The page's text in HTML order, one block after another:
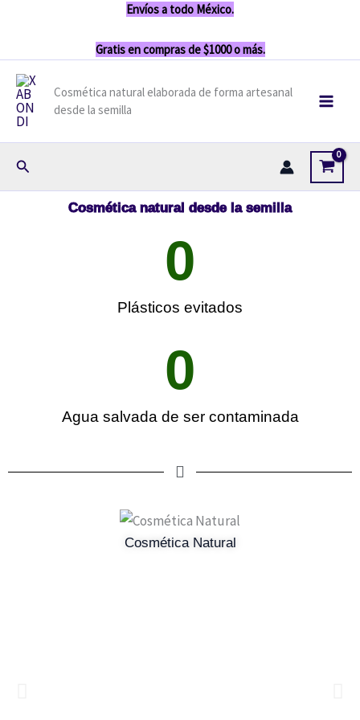
contenido
Envíos a todo México.
Gratis en compras de $1000 o más.
Cosmética natural elaborada de forma artesanal
desde la semilla
Buscar
Cosmética natural desde la semilla
Plásticos evitados
0
Agua salvada de ser contaminada
0
Cosmética Natural